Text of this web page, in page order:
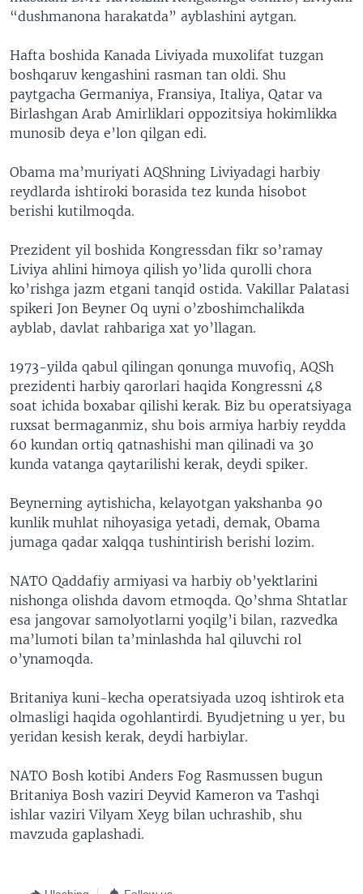
“dushmanona harakatda” ayblashini aytgan.
Hafta boshida Kanada Liviyada muxolifat tuzgan
boshqaruv kengashini rasman tan oldi. Shu
paytgacha Germaniya, Fransiya, Italiya, Qatar va
Birlashgan Arab Amirliklari oppozitsiya hokimlikka
munosib deya e’lon qilgan edi.
Obama ma’muriyati AQShning Liviyadagi harbiy
reydlarda ishtiroki borasida tez kunda hisobot
berishi kutilmoqda.
Prezident yil boshida Kongressdan fikr so’ramay
Liviya ahlini himoya qilish yo’lida qurolli chora
ko’rishga jazm etgani tanqid ostida. Vakillar Palatasi
spikeri Jon Beyner Oq uyni o’zboshimchalikda
ayblab, davlat rahbariga xat yo’llagan.
1973-yilda qabul qilingan qonunga muvofiq, AQSh
prezidenti harbiy qarorlari haqida Kongressni 48
soat ichida boxabar qilishi kerak. Biz bu operatsiyaga
ruxsat bermaganmiz, shu bois armiya harbiy reydda
60 kundan ortiq qatnashishi man qilinadi va 30
kunda vatanga qaytarilishi kerak, deydi spiker.
Beynerning aytishicha, kelayotgan yakshanba 90
kunlik muhlat nihoyasiga yetadi, demak, Obama
jumaga qadar xalqqa tushintirish berishi lozim.
NATO Qaddafiy armiyasi va harbiy ob’yektlarini
nishonga olishda davom etmoqda. Qo’shma Shtatlar
esa jangovar samolyotlarni yoqilg’i bilan, razvedka
ma’lumoti bilan ta’minlashda hal qiluvchi rol
o’ynamoqda.
Britaniya kuni-kecha operatsiyada uzoq ishtirok eta
olmasligi haqida ogohlantirdi. Byudjetning u yer, bu
yeridan kesish kerak, deydi harbiylar.
NATO Bosh kotibi Anders Fog Rasmussen bugun
Britaniya Bosh vaziri Deyvid Kameron va Tashqi
ishlar vaziri Vilyam Xeyg bilan uchrashib, shu
mavzuda gaplashadi.